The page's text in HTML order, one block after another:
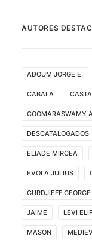
AUTORES
ADOUM JORGE E.
CABALA
COOMARASWAMY
DESCATALOGADOS
ELIADE MIRCEA
EVOLA JULIUS
GURDJIEFF GEORGE
JAIME LEVI
MASON